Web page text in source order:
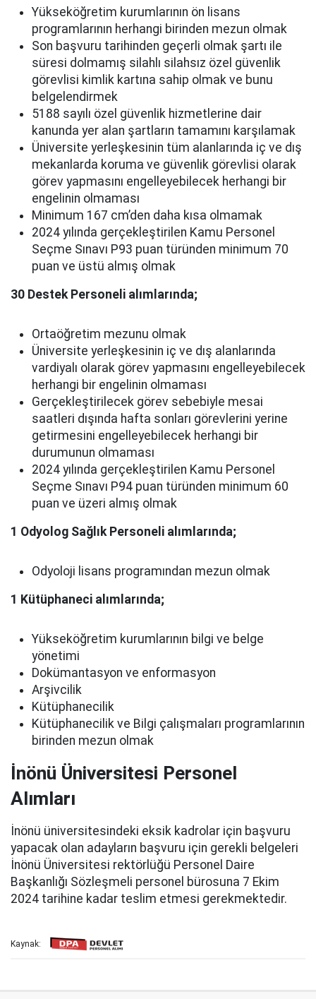
Yükseköğretim kurumlarının ön lisans
programlarının herhangi birinden mezun olmak
Son başvuru tarihinden geçerli olmak şartı ile
süresi dolmamış silahlı silahsız özel güvenlik
görevlisi kimlik kartına sahip olmak ve bunu
belgelendirmek
5188 sayılı özel güvenlik hizmetlerine dair
kanunda yer alan şartların tamamını karşılamak
Üniversite yerleşkesinin tüm alanlarında iç ve dış
mekanlarda koruma ve güvenlik görevlisi olarak
görev yapmasını engelleyebilecek herhangi bir
engelinin olmaması
Minimum 167 cm’den daha kısa olmamak
2024 yılında gerçekleştirilen Kamu Personel
Seçme Sınavı P93 puan türünden minimum 70
puan ve üstü almış olmak
30 Destek Personeli alımlarında;
Ortaöğretim mezunu olmak
Üniversite yerleşkesinin iç ve dış alanlarında
vardiyalı olarak görev yapmasını engelleyebilecek
herhangi bir engelinin olmaması
Gerçekleştirilecek görev sebebiyle mesai
saatleri dışında hafta sonları görevlerini yerine
getirmesini engelleyebilecek herhangi bir
durumunun olmaması
2024 yılında gerçekleştirilen Kamu Personel
Seçme Sınavı P94 puan türünden minimum 60
puan ve üzeri almış olmak
1 Odyolog Sağlık Personeli alımlarında;
Odyoloji lisans programından mezun olmak
1 Kütüphaneci alımlarında;
Yükseköğretim kurumlarının bilgi ve belge
yönetimi
Dokümantasyon ve enformasyon
Arşivcilik
Kütüphanecilik
Kütüphanecilik ve Bilgi çalışmaları programlarının
birinden mezun olmak
İnönü Üniversitesi Personel
Alımları
İnönü üniversitesindeki eksik kadrolar için başvuru
yapacak olan adayların başvuru için gerekli belgeleri
İnönü Üniversitesi rektörlüğü Personel Daire
Başkanlığı Sözleşmeli personel bürosuna 7 Ekim
2024 tarihine kadar teslim etmesi gerekmektedir.
Kaynak: